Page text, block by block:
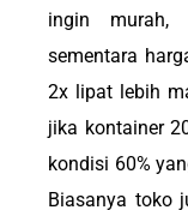
ingin
sementara
2x lipat lebih
jika kontainer
kondisi 60%
Biasanya toko